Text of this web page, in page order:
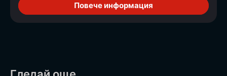
Повече информация